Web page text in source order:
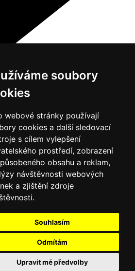
soubory
webové stránky používají
cookies a další sledovací
s cílem vylepšení
prostředí, zobrazení
obsahu a reklam,
návštěvnosti webových
a zjištění zdroje
Souhlasím
Odmítám
Upravit mé předvolby